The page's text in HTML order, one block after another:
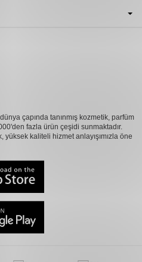
çapında tanınmış kozmetik, parfüm
fazla ürün çeşidi sunmaktadır.
kaliteli hizmet anlayışımızla öne